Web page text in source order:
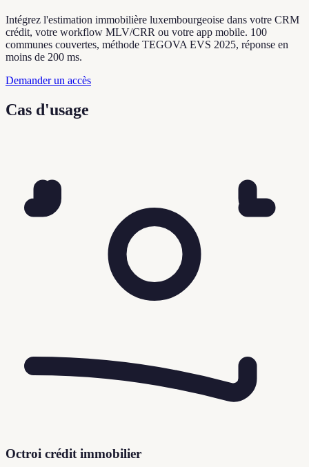
Intégrez l'estimation immobilière luxembourgeoise dans votre CRM
crédit, votre workflow MLV/CRR ou votre app mobile. 100
communes couvertes, méthode TEGOVA EVS 2025, réponse en
moins de 200 ms.
Demander un accès
Cas d'usage
Octroi crédit immobilier